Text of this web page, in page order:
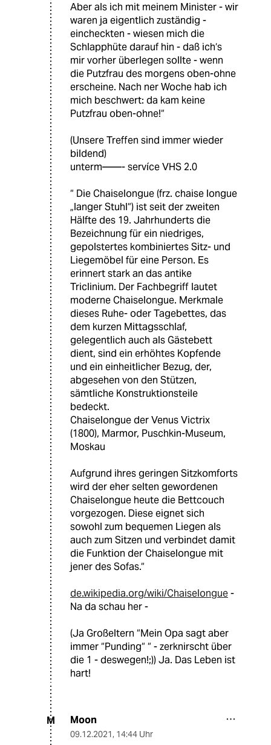
Aber als ich mit meinem Minister - wir
waren ja eigentlich zuständig -
eincheckten - wiesen mich die
Schlapphüte darauf hin - daß ich‘s
mir vorher überlegen sollte - wenn
die Putzfrau des morgens oben-ohne
erscheine. Nach ner Woche hab ich
mich beschwert: da kam keine
Putzfrau oben-ohne!“
(Unsere Treffen sind immer wieder
bildend)
unterm——- servíce VHS 2.0
“ Die Chaiselongue (frz. chaise longue
„langer Stuhl“) ist seit der zweiten
Hälfte des 19. Jahrhunderts die
Bezeichnung für ein niedriges,
gepolstertes kombiniertes Sitz- und
Liegemöbel für eine Person. Es
erinnert stark an das antike
Triclinium. Der Fachbegriff lautet
moderne Chaiselongue. Merkmale
dieses Ruhe- oder Tagebettes, das
dem kurzen Mittagsschlaf,
gelegentlich auch als Gästebett
dient, sind ein erhöhtes Kopfende
und ein einheitlicher Bezug, der,
abgesehen von den Stützen,
sämtliche Konstruktionsteile
bedeckt.
Chaiselongue der Venus Victrix
(1800), Marmor, Puschkin-Museum,
Moskau
Aufgrund ihres geringen Sitzkomforts
wird der eher selten gewordenen
Chaiselongue heute die Bettcouch
vorgezogen. Diese eignet sich
sowohl zum bequemen Liegen als
auch zum Sitzen und verbindet damit
die Funktion der Chaiselongue mit
jener des Sofas.“
de.wikipedia.org/wiki/Chaiselongue-
Na da schau her -
(Ja Großeltern “Mein Opa sagt aber
immer “Punding“ “ - zerknirscht über
die 1 - deswegen!;)) Ja. Das Leben ist
hart!
M Moon
09.12.2021, 14:44 Uhr